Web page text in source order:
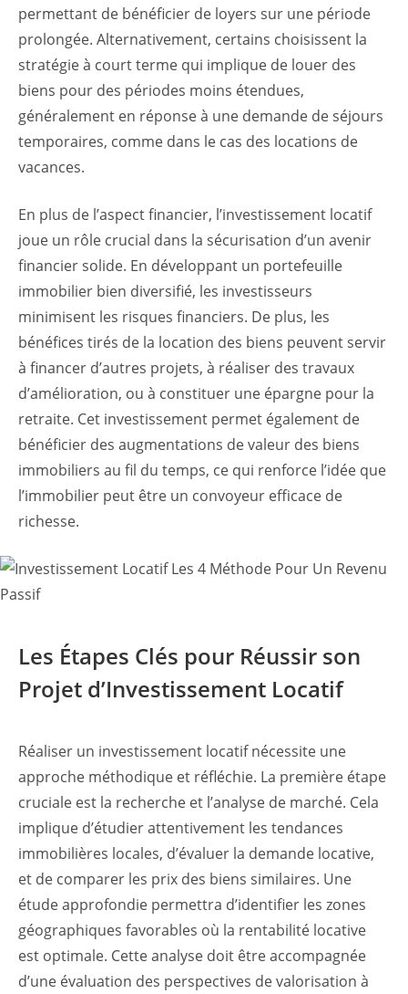
permettant de bénéficier de loyers sur une période
prolongée. Alternativement, certains choisissent la
stratégie à court terme qui implique de louer des
biens pour des périodes moins étendues,
généralement en réponse à une demande de séjours
temporaires, comme dans le cas des locations de
vacances.
En plus de l’aspect financier, l’investissement locatif
joue un rôle crucial dans la sécurisation d’un avenir
financier solide. En développant un portefeuille
immobilier bien diversifié, les investisseurs
minimisent les risques financiers. De plus, les
bénéfices tirés de la location des biens peuvent servir
à financer d’autres projets, à réaliser des travaux
d’amélioration, ou à constituer une épargne pour la
retraite. Cet investissement permet également de
bénéficier des augmentations de valeur des biens
immobiliers au fil du temps, ce qui renforce l’idée que
l’immobilier peut être un convoyeur efficace de
richesse.
Les Étapes Clés pour Réussir son
Projet d’Investissement Locatif
Réaliser un investissement locatif nécessite une
approche méthodique et réfléchie. La première étape
cruciale est la recherche et l’analyse de marché. Cela
implique d’étudier attentivement les tendances
immobilières locales, d’évaluer la demande locative,
et de comparer les prix des biens similaires. Une
étude approfondie permettra d’identifier les zones
géographiques favorables où la rentabilité locative
est optimale. Cette analyse doit être accompagnée
d’une évaluation des perspectives de valorisation à